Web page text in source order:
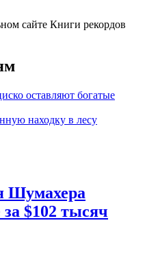
сайте Книги рекордов
оставляют богатые
находку в лесу
Шумахера
$102 тысяч